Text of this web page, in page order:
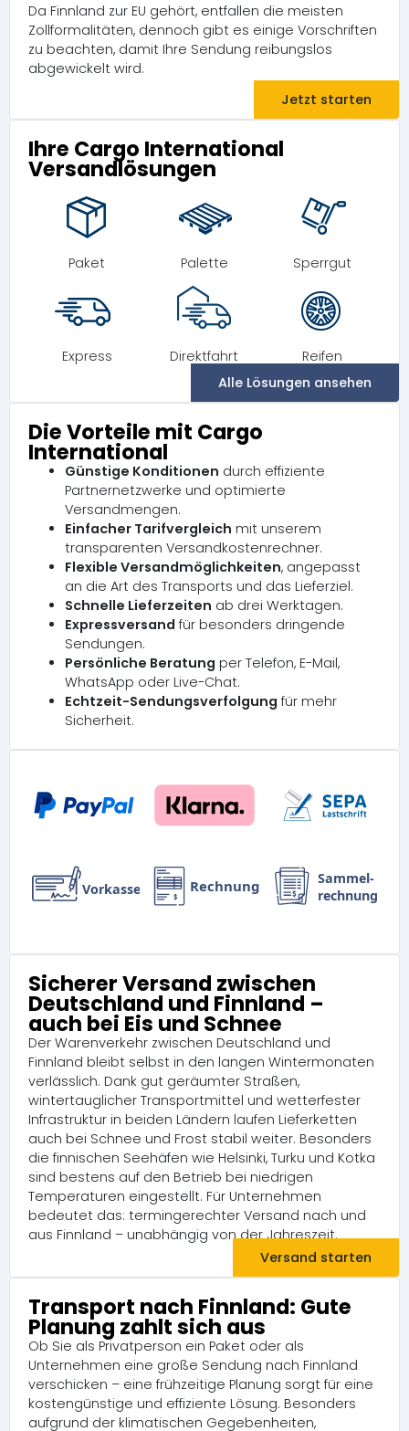
Da Finnland zur EU gehört, entfallen die meisten
Zollformalitäten, dennoch gibt es einige Vorschriften
zu beachten, damit Ihre Sendung reibungslos
abgewickelt wird.
Jetzt starten
Ihre Cargo International
Versandlösungen
Paket Palette Sperrgut
Express Direktfahrt
Reifen
Alle Lösungen ansehen
Die Vorteile mit Cargo
International
Günstige Konditionen durch effiziente
Partnernetzwerke und optimierte
Versandmengen.
Einfacher Tarifvergleich mit unserem
transparenten Versandkostenrechner.
Flexible Versandmöglichkeiten, angepasst
an die Art des Transports und das Lieferziel.
Schnelle Lieferzeiten ab drei Werktagen.
Expressversand für besonders dringende
Sendungen.
Persönliche Beratung per Telefon, E-Mail,
WhatsApp oder Live-Chat.
Echtzeit-Sendungsverfolgung für mehr
Sicherheit.
Sicherer Versand zwischen
Deutschland und Finnland –
auch bei Eis und Schnee
Der Warenverkehr zwischen Deutschland und
Finnland bleibt selbst in den langen Wintermonaten
verlässlich. Dank gut geräumter Straßen,
wintertauglicher Transportmittel und wetterfester
Infrastruktur in beiden Ländern laufen Lieferketten
auch bei Schnee und Frost stabil weiter. Besonders
die finnischen Seehäfen wie Helsinki, Turku und Kotka
sind bestens auf den Betrieb bei niedrigen
Temperaturen eingestellt. Für Unternehmen
bedeutet das: termingerechter Versand nach und
aus Finnland – unabhängig von der Jahreszeit.
Versand starten
Transport nach Finnland: Gute
Planung zahlt sich aus
Ob Sie als Privatperson ein Paket oder als
Unternehmen eine große Sendung nach Finnland
verschicken – eine frühzeitige Planung sorgt für eine
kostengünstige und effiziente Lösung. Besonders
aufgrund der klimatischen Gegebenheiten,